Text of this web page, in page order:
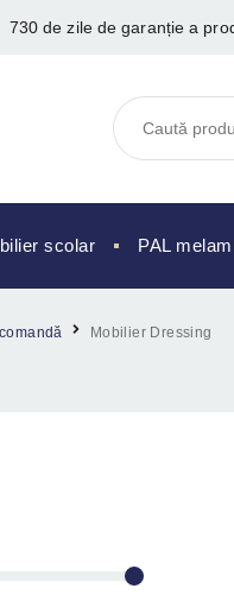
730 de zile de garanție a
scolar PAL
Mobilier Dressing